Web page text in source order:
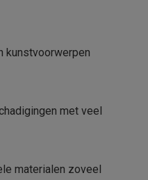
kunstvoorwerpen
met veel
materialen zoveel